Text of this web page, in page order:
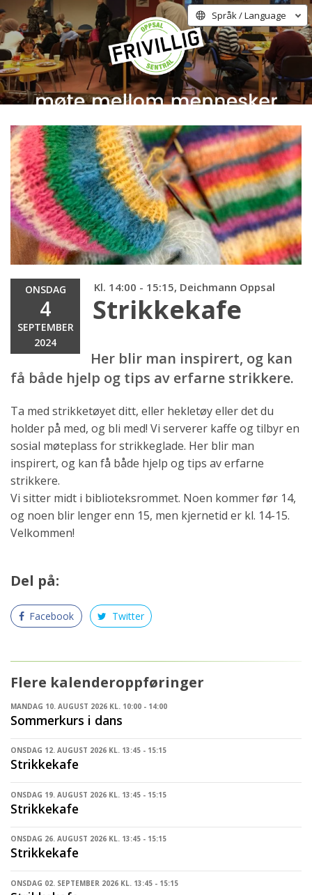
Språk / Language
ONSDAG
4
SEPTEMBER
2024
Kl. 14:00 - 15:15, Deichmann Oppsal
Strikkekafe
Her blir man inspirert, og kan
få både hjelp og tips av erfarne strikkere.
Ta med strikketøyet ditt, eller hekletøy eller det du
holder på med, og bli med! Vi serverer kaffe og tilbyr en
sosial møteplass for strikkeglade. Her blir man
inspirert, og kan få både hjelp og tips av erfarne
strikkere.
Vi sitter midt i biblioteksrommet. Noen kommer før 14,
og noen blir lenger enn 15, men kjernetid er kl. 14-15.
Velkommen!
Del på:
Facebook Twitter
Flere kalenderoppføringer
MANDAG 10. AUGUST 2026 KL. 10:00 - 14:00
Sommerkurs i dans
ONSDAG 12. AUGUST 2026 KL. 13:45 - 15:15
Strikkekafe
ONSDAG 19. AUGUST 2026 KL. 13:45 - 15:15
Strikkekafe
ONSDAG 26. AUGUST 2026 KL. 13:45 - 15:15
Strikkekafe
ONSDAG 02. SEPTEMBER 2026 KL. 13:45 - 15:15